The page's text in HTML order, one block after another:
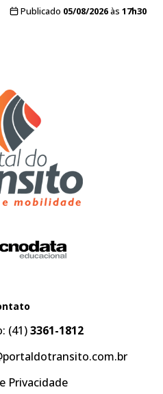
Publicado 05/08/2026às 17h30
(41)3361-1812
Privacidade